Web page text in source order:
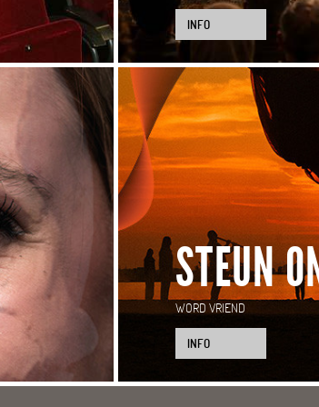
INFO
STEUN
WORD VRIEND
INFO